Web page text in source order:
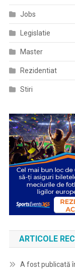
Jobs
Legislatie
Master
Rezidentiat
Stiri
ARTICOLE
A fost publicată